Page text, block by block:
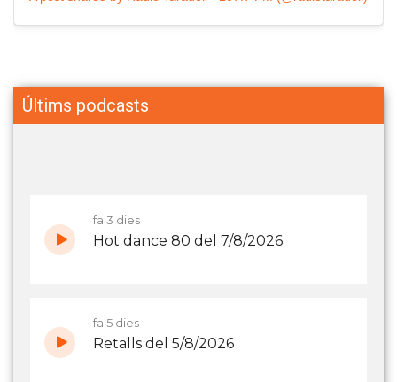
Últims podcasts